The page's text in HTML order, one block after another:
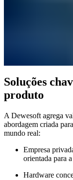
Soluções
produto
A Dewesoft agrega
abordagem criada
mundo real:
Empresa
orientada para
Hardware